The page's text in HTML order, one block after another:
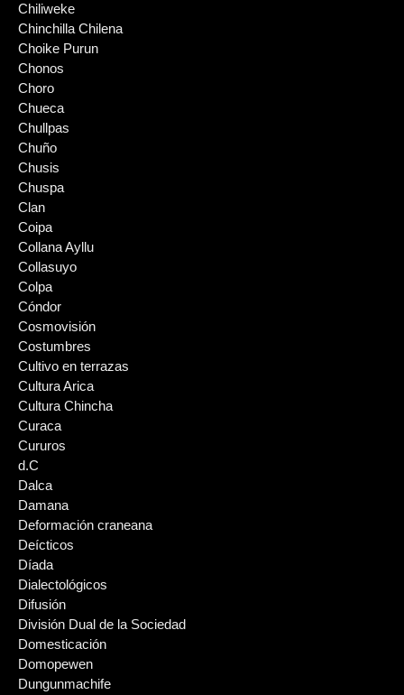
Chiliweke
Chinchilla Chilena
Choike Purun
Chonos
Choro
Chueca
Chullpas
Chuño
Chusis
Chuspa
Clan
Coipa
Collana Ayllu
Collasuyo
Colpa
Cóndor
Cosmovisión
Costumbres
Cultivo en terrazas
Cultura Arica
Cultura Chincha
Curaca
Cururos
d.C
Dalca
Damana
Deformación craneana
Deícticos
Díada
Dialectológicos
Difusión
División Dual de la Sociedad
Domesticación
Domopewen
Dungunmachife